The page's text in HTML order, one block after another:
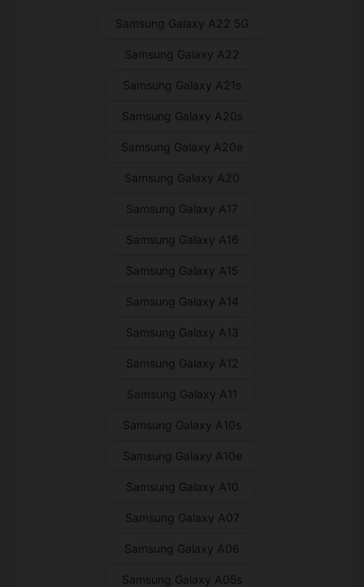
Samsung Galaxy A22 5G
Samsung Galaxy A22
Samsung Galaxy A21s
Samsung Galaxy A20s
Samsung Galaxy A20e
Samsung Galaxy A20
Samsung Galaxy A17
Samsung Galaxy A16
Samsung Galaxy A15
Samsung Galaxy A14
Samsung Galaxy A13
Samsung Galaxy A12
Samsung Galaxy A11
Samsung Galaxy A10s
Samsung Galaxy A10e
Samsung Galaxy A10
Samsung Galaxy A07
Samsung Galaxy A06
Samsung Galaxy A05s